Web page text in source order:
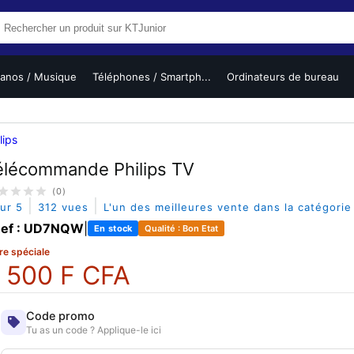
/ Musique Téléphones / Smartph... Ordinateurs de bureau
Philips TV
(0)
5 312 vues L'un des meilleures vente dans la
: UD7NQW En stock Qualité : Bon Etat
spéciale
500 F CFA
Code promo
Tu as un code ? Applique-le ici